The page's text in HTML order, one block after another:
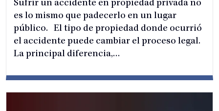
Sufrir un accidente en propiedad privada no
es lo mismo que padecerlo en un lugar
público. El tipo de propiedad donde ocurrió
el accidente puede cambiar el proceso legal.
La principal diferencia,…